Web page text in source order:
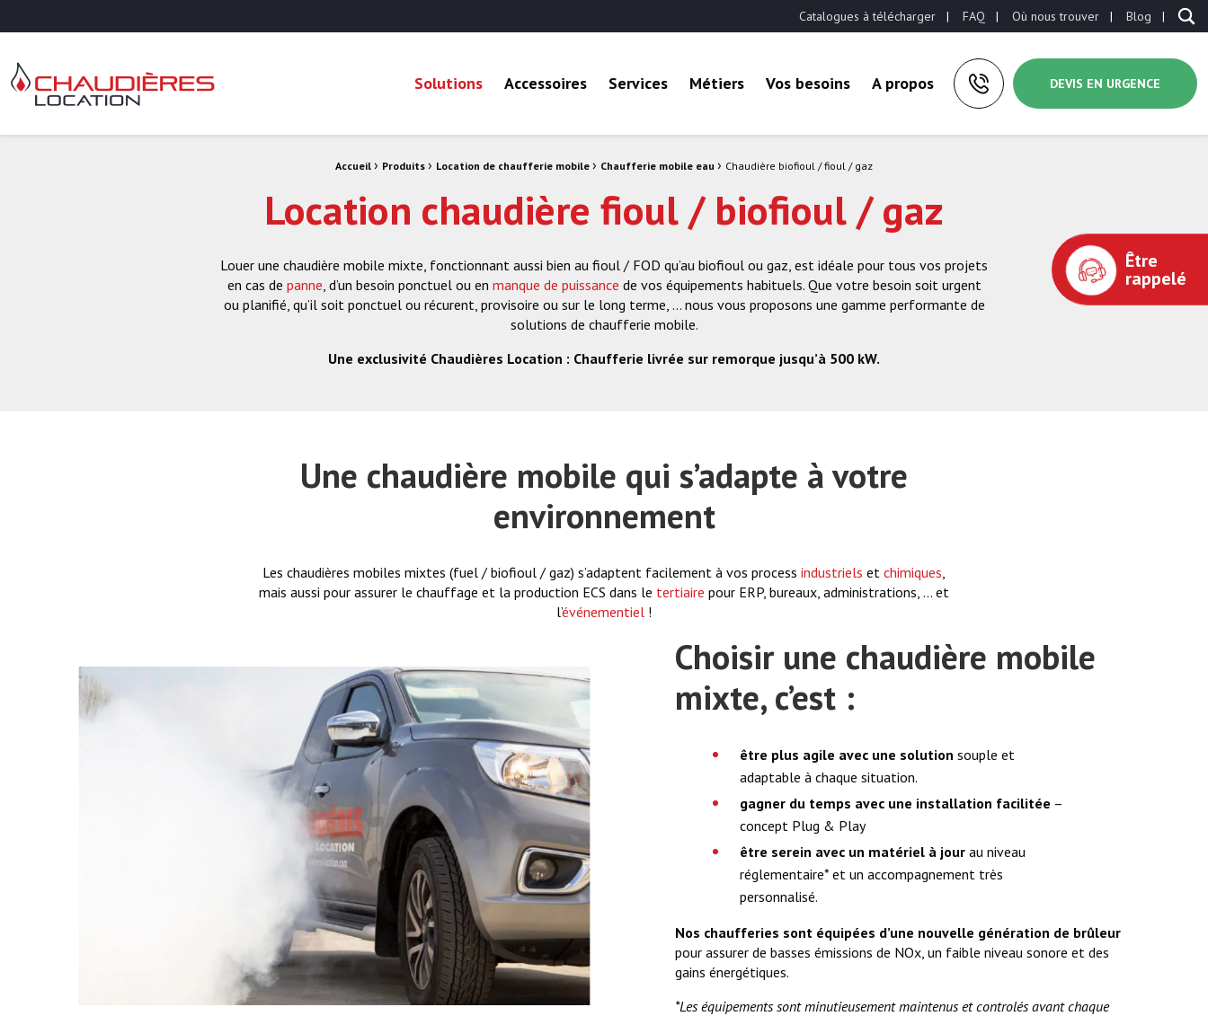
Catalogues à télécharger FAQ Où nous trouver Blog
Chaudières Location Location de chaudière et chaufferie mobile B2B
Solutions Accessoires Services Métiers Vos besoins A propos DEVIS EN URGENCE
Accueil › Produits › Location de chaufferie mobile › Chaufferie mobile eau › Chaudière biofioul / fioul / gaz
Location chaudière fioul / biofioul / gaz
Louer une chaudière mobile mixte, fonctionnant aussi bien au fioul / FOD qu’au biofioul ou gaz, est idéale pour tous vos projets
en cas de panne, d’un besoin ponctuel ou en manque de puissance de vos équipements habituels. Que votre besoin soit urgent
ou planifié, qu’il soit ponctuel ou récurent, provisoire ou sur le long terme, … nous vous proposons une gamme performante de
solutions de chaufferie mobile.
Une exclusivité Chaudières Location : Chaufferie livrée sur remorque jusqu’à 500 kW.
Une chaudière mobile qui s’adapte à votre
environnement
Les chaudières mobiles mixtes (fuel / biofioul / gaz) s’adaptent facilement à vos process industriels et chimiques,
mais aussi pour assurer le chauffage et la production ECS dans le tertiaire pour ERP, bureaux, administrations, … et
l’événementiel !
Choisir une chaudière mobile
mixte, c’est :
être plus agile avec une solution souple et
adaptable à chaque situation.
gagner du temps avec une installation facilitée –
concept Plug & Play
être serein avec un matériel à jour au niveau
réglementaire* et un accompagnement très
personnalisé.
Nos chaufferies sont équipées d’une nouvelle génération de brûleur
pour assurer de basses émissions de NOx, un faible niveau sonore et des
gains énergétiques.
*Les équipements sont minutieusement maintenus et controlés avant chaque
Être
rappelé